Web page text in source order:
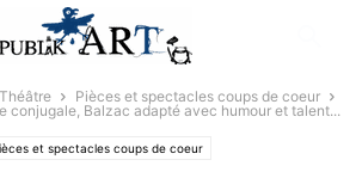
Pièces et spectacles coups de coeur
conjugale, Balzac adapté avec humour et talent...
et spectacles coups de coeur